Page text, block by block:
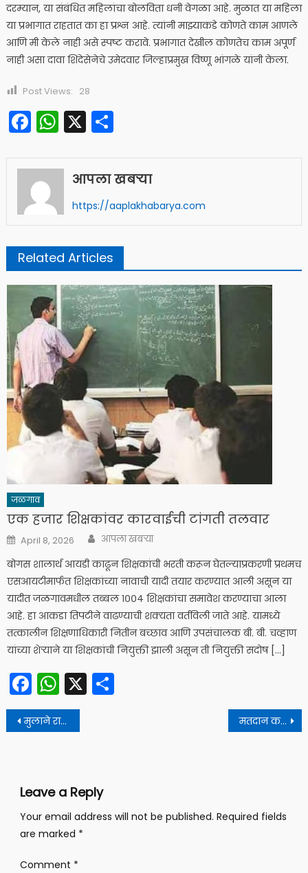
दरम्यान, या संबंधित महिलांचा बोलविता धनी वेगळा आहे. मुळात या महिला
या प्रभागात राहतात का हा प्रश्न आहे. त्यांनी माझ्याकडे कोणते काम आणले
आणि मी केले नाही असे स्पष्ट करावे. प्रभागात देखील कोणतेच काम अपूर्ण
नाही असा दावा शिंदेसेनेचे उमेदवार जिल्हाप्रमुख विष्णू भांगळे यांनी केला.
Post Views: 28
Facebook
WhatsApp
X Share
आपला खबऱ्या
https://aaplakhabarya.com
Related Articles
जळगाव
एक हजार शिक्षकांवर कारवाईची टांगती तलवार
Posted
on
April 8, 2026 Author
आपला खबऱ्या
बोगस शालार्थ आयडी काढून शिक्षकांची भरती करून घेतल्याप्रकरणी प्रथमच
एसआयटीमार्फत शिक्षकांच्या नावाची यादी तयार करण्यात आली असून या
यादीत जळगावमधील तब्बल १००४ शिक्षकांचा समावेश करण्याचा आला
आहे. हा आकडा तिपटीने वाढण्याची शक्यता वर्तविली जाते आहे. यामध्ये
तत्कालीन शिक्षणाधिकारी नितीन बच्छाव आणि उपसंचालक बी. बी. चव्हाण
यांच्या शेऱ्याने या शिक्षकांची नियुक्ती झाली असून ती नियुक्ती सदोष […]
Facebook
WhatsApp
X
Post
navigation
मुलाने रागाच्या भरात वडीलांचा जीव घेतला मतदान करा आणि सवलत मिळवा; मनपाची ‘व्होटर डिस्काउंट’ संकल्पना
Leave a Reply
Your email address will not be published. Required fields
are marked *
Comment *